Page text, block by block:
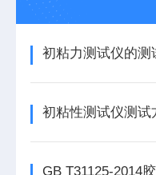
初粘力测试仪的测
初粘性测试仪测试